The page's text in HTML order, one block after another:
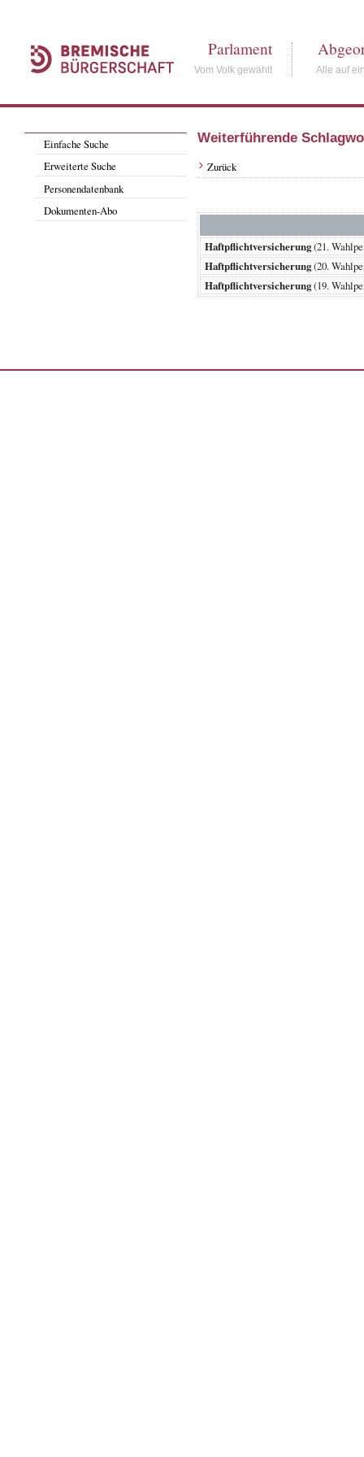
Parlament
Vom Volk gewählt Alle auf
Einfache Suche
Erweiterte Suche
Personendatenbank
Dokumenten-Abo
Weiterführende
Zurück
Haftpflichtversicherung(21.
Haftpflichtversicherung(20.
Haftpflichtversicherung(19.